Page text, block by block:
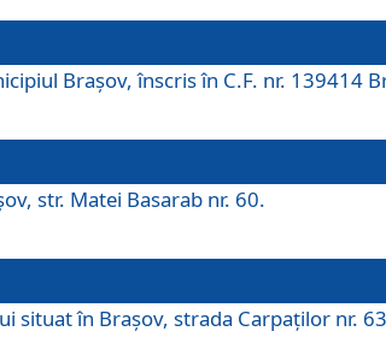
Brașov, înscris în C.F. nr. 139414
str. Matei Basarab nr. 60.
situat în Brașov, strada Carpaților nr.